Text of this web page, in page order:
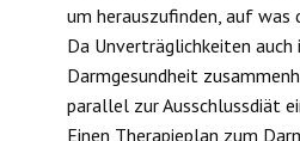
um herauszufinden, auf was
Da Unverträglichkeiten
Darmgesundheit
parallel zur Ausschlussdiät
Einen Therapieplan zum